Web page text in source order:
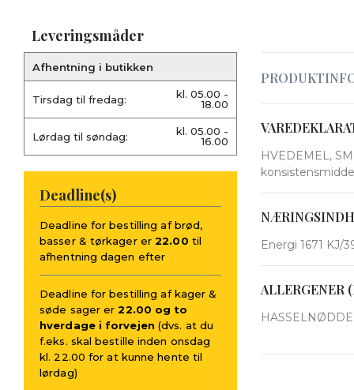
HVEDEMEL,
Energi 1671 KJ/
ALLERGENER
Leveringsmåder
Afhentning i butikken
Tirsdag til fredag:
kl. 05.00 -
18.00
Lørdag til søndag:
kl. 05.00 -
16.00
Deadline(s)
Deadline for bestilling af brød,
basser & tørkager er22.00 til
afhentning dagen efter
Deadline for bestilling af kager &
søde sager er22.00 og to
hverdage i forvejen (dvs. at du
f.eks. skal bestille inden onsdag
kl. 22.00 for at kunne hente til
lørdag)